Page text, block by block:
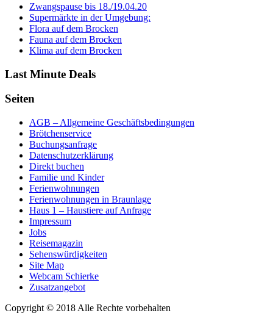
Zwangspause bis 18./19.04.20
Supermärkte in der Umgebung:
Flora auf dem Brocken
Fauna auf dem Brocken
Klima auf dem Brocken
Last Minute Deals
Seiten
AGB – Allgemeine Geschäftsbedingungen
Brötchenservice
Buchungsanfrage
Datenschutzerklärung
Direkt buchen
Familie und Kinder
Ferienwohnungen
Ferienwohnungen in Braunlage
Haus 1 – Haustiere auf Anfrage
Impressum
Jobs
Reisemagazin
Sehenswürdigkeiten
Site Map
Webcam Schierke
Zusatzangebot
Copyright © 2018 Alle Rechte vorbehalten